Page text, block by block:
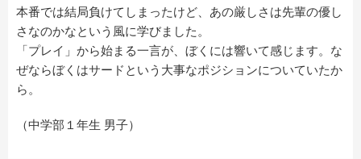
本番では結局負けてしまったけど、あの厳しさは先輩の優し
さなのかなという風に学びました。
「プレイ」から始まる一言が、ぼくには響いて感じます。な
ぜならぼくはサードという大事なポジションについていたか
ら。
（中学部１年生 男子）